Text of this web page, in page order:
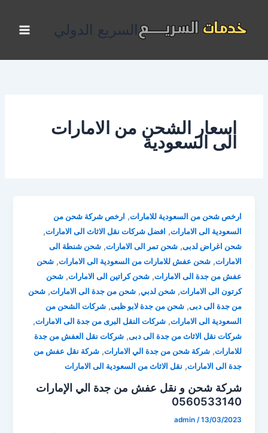
المحتوى
السريع الدولي
اسعار الشحن من الامارات
الى السعودية
ارخص شحن من السعودية للامارات, ارخص شركة شحن من
السعودية الى الامارات, افضل شركات نقل الاثاث الى الامارات,
شحن اغراض لدبى,شحن تمر الى الامارات,شحن شنطة الى
الامارات,شحن عفش للامارات من السعودية الى الامارات,شحن
عفش من جدة الى الامارات,شحن كراتين الى الامارات,شحن
كرتون الى الامارات,شحن لدبي,شحن من جدة الى الامارات,شحن
من جدة الى دبى,شحن من جدة لابو ظبى,شركات الشحن من
السعودية الى الامارات,شركات النقل البرى من جدة الى الامارات,
شركات نقل الاثاث من جدة الى دبى,شركات نقل العفش من جدة
للامارات,شركة شحن من جدة الي الامارات,شركة نقل عفش من
جدة الى الامارات, نقل الاثاث من السعودية الى الامارات
شركة شحن و نقل عفش من جدة الي الإمارات
0560533140
admin /13/03/2023